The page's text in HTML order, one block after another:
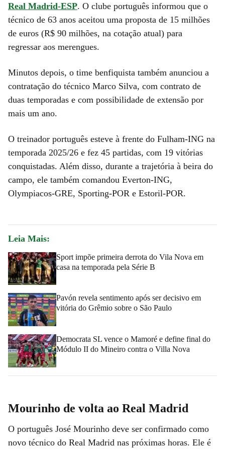
Real Madrid-ESP. O clube português informou que o
técnico de 63 anos aceitou uma proposta de 15 milhões
de euros (R$ 90 milhões, na cotação atual) para
regressar aos merengues.
Minutos depois, o time benfiquista também anunciou a
contratação do técnico Marco Silva, com contrato de
duas temporadas e com possibilidade de extensão por
mais um ano.
O treinador português esteve à frente do Fulham-ING na
temporada 2025/26 e fez 45 partidas, com 19 vitórias
conquistadas. Além disso, durante a trajetória à beira do
campo, ele também comandou Everton-ING,
Olympiacos-GRE, Sporting-POR e Estoril-POR.
Leia Mais:
Sport impõe primeira derrota do Vila Nova em
casa na temporada pela Série B
Pavón revela sentimento após ser decisivo em
vitória do Grêmio sobre o São Paulo
Democrata SL vence o Mamoré e define final do
Módulo II do Mineiro contra o Villa Nova
Mourinho de volta ao Real Madrid
O português José Mourinho deve ser confirmado como
novo técnico do Real Madrid nas próximas horas. Ele é